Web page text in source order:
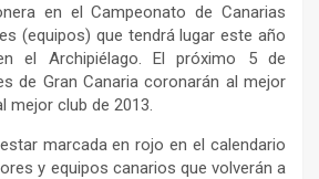
en el Campeonato de Canarias
(equipos) que tendrá lugar este año
el Archipiélago. El próximo 5 de
de Gran Canaria coronarán al mejor
mejor club de 2013.
marcada en rojo en el calendario
y equipos canarios que volverán a